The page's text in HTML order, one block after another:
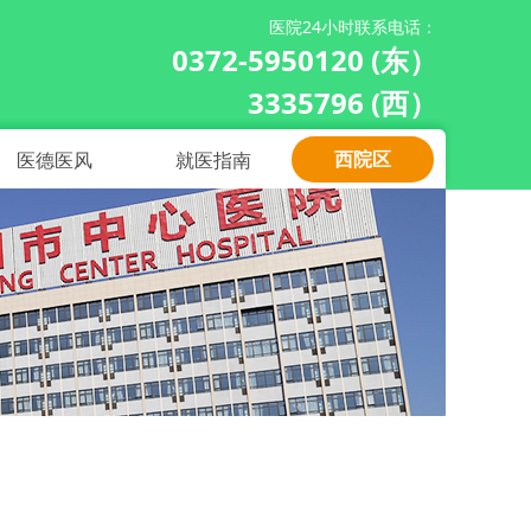
医院24小时联系电话：
0372-5950120 (东）
3335796 (西）
西院区
医德医风 就医指南